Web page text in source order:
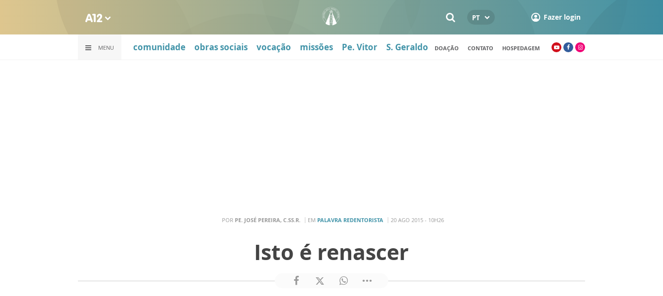
PT Fazer login
MENU comunidade obras sociais vocação missões Pe. Vitor S. Geraldo DOAÇÃO CONTATO HOSPEDAGEM
POR PE. JOSÉ PEREIRA, C.SS.R. EM PALAVRA REDENTORISTA 20 AGO 2015 - 10H26
Isto é renascer